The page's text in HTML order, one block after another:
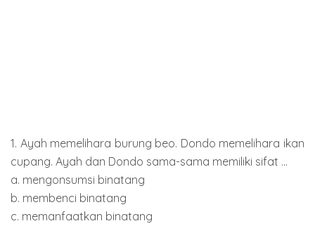
1. Ayah memelihara burung beo. Dondo memelihara ikan
cupang. Ayah dan Dondo sama-sama memiliki sifat ...
a. mengonsumsi binatang
b. membenci binatang
c. memanfaatkan binatang